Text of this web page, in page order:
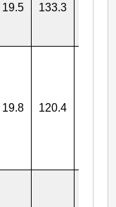
19.5 133.3
19.8 120.4